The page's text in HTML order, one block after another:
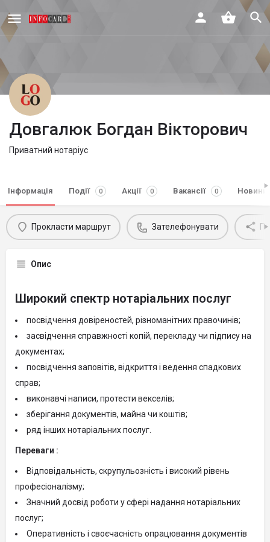
Довгалюк Богдан Вікторович
Приватний нотаріус
Інформація Події 0 Акції 0 Вакансії 0 Новини
Прокласти маршрут Зателефонувати
Опис
Широкий спектр нотаріальних послуг
посвідчення довіреностей, різноманітних правочинів;
засвідчення справжності копій, перекладу чи підпису на
документах;
посвідчення заповітів, відкриття і ведення спадкових
справ;
виконавчі написи, протести векселів;
зберігання документів, майна чи коштів;
ряд інших нотаріальних послуг.
Переваги :
Відповідальність, скрупульозність і високий рівень
професіоналізму;
Значний досвід роботи у сфері надання нотаріальних
послуг;
Оперативність і своєчасність опрацювання документів